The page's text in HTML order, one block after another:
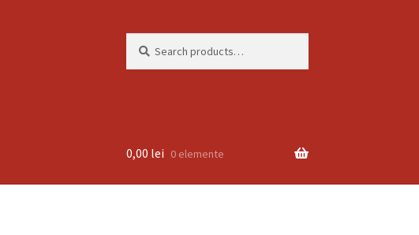
for:
0,00 lei 0 elemente